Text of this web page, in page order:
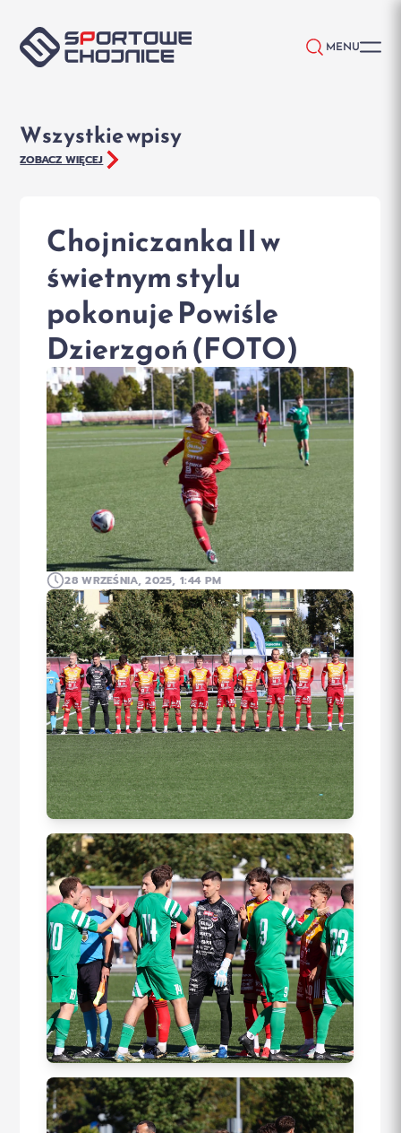
MENU
Wszystkie wpisy
ZOBACZ WIĘCEJ
Chojniczanka II w
świetnym stylu
pokonuje Powiśle
Dzierzgoń (FOTO)
28 WRZEŚNIA, 2025, 1:44 PM